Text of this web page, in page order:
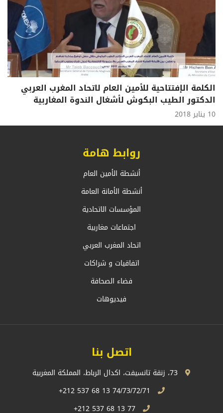
الكلمة الإفتتاحية للأمين العام لاتحاد المغرب العربي
الدكتور الطيب البكوش لأشغال الندوة المغاربية
10 يناير 2018
روابط هامة
أنشطة الأمين العام
أنشطة الأمانة العامة
المؤسسات الاتحادية
اجتماعات مغاربية
اتحاد المغرب العربي
اتفاقيات و شراكات
فضاء الصحافة
فيديوهات
اتصل بنا
77 13 68 537 212+